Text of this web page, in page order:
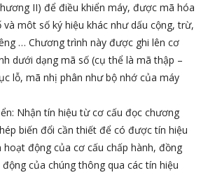
II) để điều khiển máy, được mã hóa
môt số ký hiệu khác như dấu cộng, trừ,
… Chương trình này được ghi lên cơ
dưới dạng mã số (cụ thể là mã thập –
lỗ, mã nhị phân như bộ nhớ của máy
Nhận tín hiệu từ cơ cấu đọc chương
biến đổi cần thiết để có được tín hiệu
hoạt động của cơ cấu chấp hành, đồng
của chúng thông qua các tín hiệu